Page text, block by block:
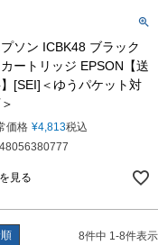
ソン ICBK48 ブラック
ートリッジ EPSON【送
[SEI]＜ゆうパケット対
価格 ¥4,813税込
見る
8件中 1-8件表示